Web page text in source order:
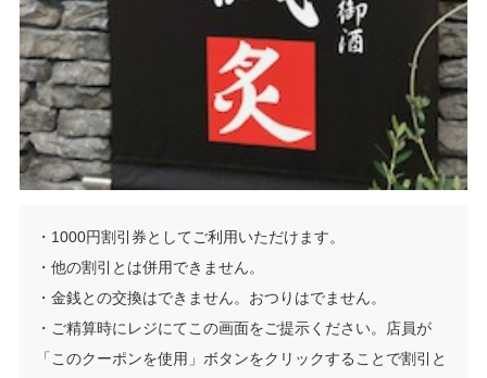
・1000円割引券としてご利用いただけます。
・他の割引とは併用できません。
・金銭との交換はできません。おつりはでません。
・ご精算時にレジにてこの画面をご提示ください。店員が
「このクーポンを使用」ボタンをクリックすることで割引と